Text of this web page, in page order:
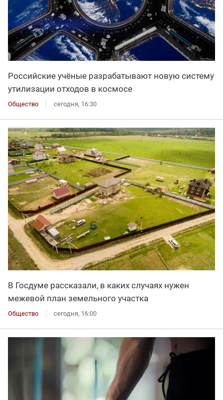
Российские учёные разрабатывают новую систему
утилизации отходов в космосе
Общество сегодня, 16:30
В Госдуме рассказали, в каких случаях нужен
межевой план земельного участка
Общество сегодня, 16:00